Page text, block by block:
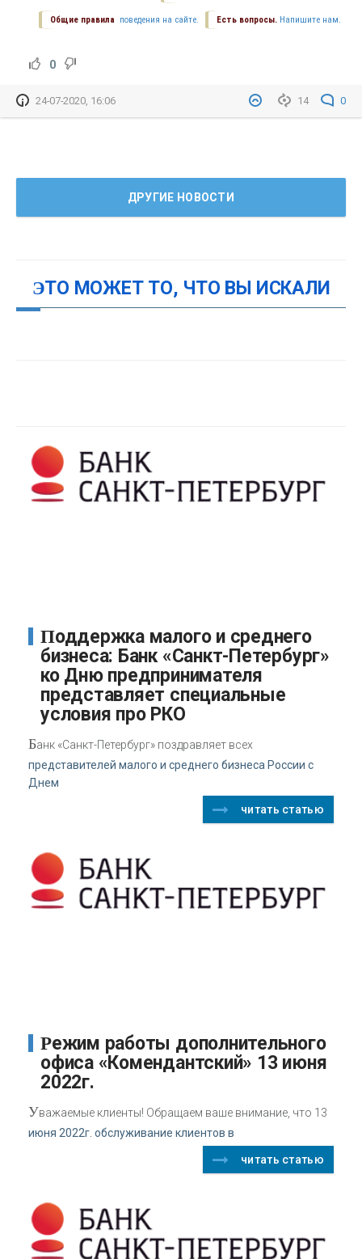
Есть вопросы. Напишите нам.
Общие правила поведения на сайте.
0
14 0
24-07-2020, 16:06
ДРУГИЕ НОВОСТИ
ЭТО МОЖЕТ ТО, ЧТО ВЫ ИСКАЛИ
Поддержка малого и среднего
бизнеса: Банк «Санкт-Петербург»
ко Дню предпринимателя
представляет специальные
условия про РКО
Банк «Санкт-Петербург» поздравляет всех
представителей малого и среднего бизнеса России с
Днем
читать статью
Режим работы дополнительного
офиса «Комендантский» 13 июня
2022г.
Уважаемые клиенты! Обращаем ваше внимание, что 13
июня 2022г. обслуживание клиентов в
читать статью